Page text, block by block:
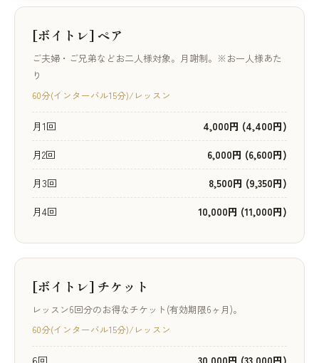
[ボイトレ] ペア
ご夫婦・ご兄弟などお二人様対象。月謝制。※お一人様あた
り
60分(インターバル15分)/レッスン
月1回
4,000円 (4,400円)
月2回
6,000円 (6,600円)
月3回
8,500円 (9,350円)
月4回
10,000円 (11,000円)
[ボイトレ] チケット
レッスン6回分のお得なチケット(有効期限6ヶ月)。
60分(インターバル15分)/レッスン
6回 30,000円 (33,000円)